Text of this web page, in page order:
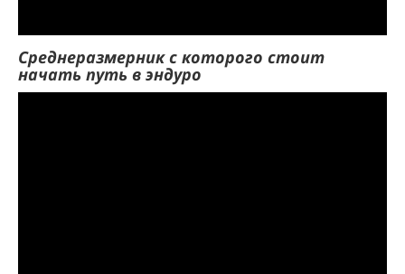
Среднеразмерник с которого стоит
начать путь в эндуро